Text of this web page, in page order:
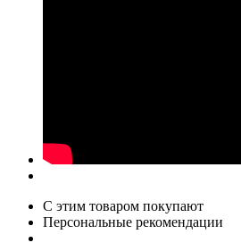
С этим товаром покупают
Персональные рекомендации